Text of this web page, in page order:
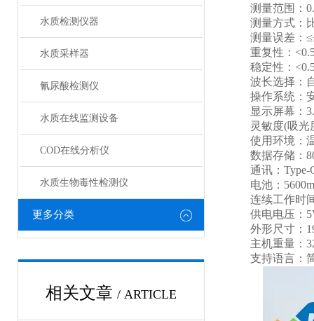
水质检测仪器
水质采样器
氰尿酸检测仪
水质在线监测设备
COD在线分析仪
水质生物毒性检测仪
更多分类
相关文章 / ARTICLE
测量范围：
测量方式：
测量误差：
重复性：
稳定性：
波长选择：
操作系统：安
显示屏幕：
灵敏度(吸光
使用环境：温
数据存储：
通讯：Type-C
电池：
连续工作时间
供电电压：
外形尺寸：
主机重量：
支持语言：简